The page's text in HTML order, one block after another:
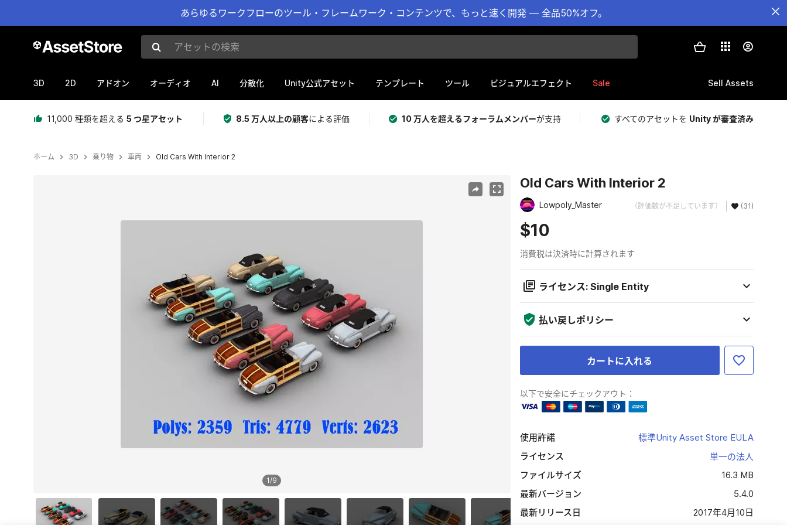
あらゆるワークフローのツール・フレームワーク・コンテンツで、もっと速く開発 — 全品50%オフ。
アセットの検索
3D 2D アドオン オーディオ AI 分散化 Unity公式アセット テンプレート ツール ビジュアルエフェクト Sale Sell Assets
11,000 種類を超える 5 つ星アセット 8.5 万人以上の顧客による評価 10 万人を超えるフォーラムメンバーが支持 すべてのアセットを Unity が審査済み
ホーム 3D 乗り物 車両 Old Cars With Interior 2
1/9
Old Cars With Interior 2
Lowpoly_Master （評価数が不足しています） (31)
$10
消費税は決済時に計算されます
ライセンス: Single Entity
払い戻しポリシー
カートに入れる
以下で安全にチェックアウト：
使用許諾
標準Unity Asset Store EULA
ライセンス
単一の法人
ファイルサイズ
16.3 MB
最新バージョン
5.4.0
最新リリース日
2017年4月10日